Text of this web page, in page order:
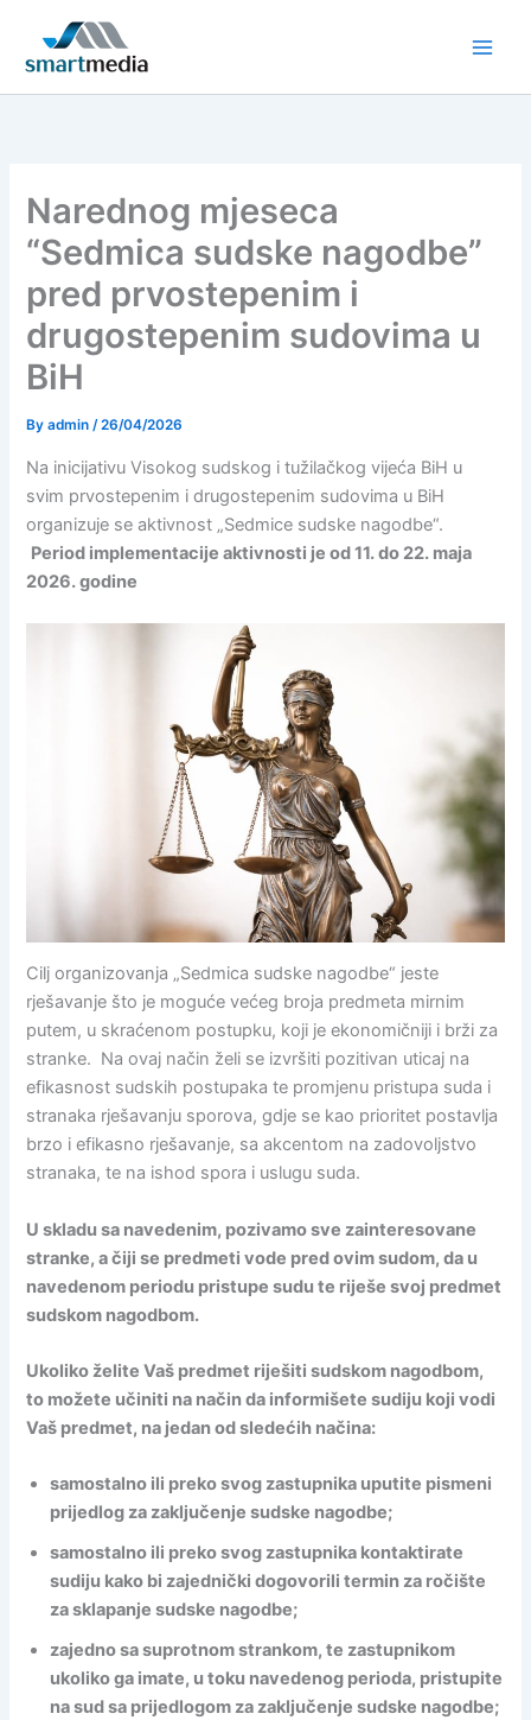
content
Narednog mjeseca
“Sedmica sudske nagodbe”
pred prvostepenim i
drugostepenim sudovima u
BiH
Byadmin/26/04/2026
Na inicijativu Visokog sudskog i tužilačkog vijeća BiH u
svim prvostepenim i drugostepenim sudovima u BiH
organizuje se aktivnost „Sedmice sudske nagodbe“.
Period implementacije aktivnosti je od 11. do 22. maja
2026. godine
Cilj organizovanja „Sedmica sudske nagodbe“ jeste
rješavanje što je moguće većeg broja predmeta mirnim
putem, u skraćenom postupku, koji je ekonomičniji i brži za
stranke. Na ovaj način želi se izvršiti pozitivan uticaj na
efikasnost sudskih postupaka te promjenu pristupa suda i
stranaka rješavanju sporova, gdje se kao prioritet postavlja
brzo i efikasno rješavanje, sa akcentom na zadovoljstvo
stranaka, te na ishod spora i uslugu suda.
U skladu sa navedenim, pozivamo sve zainteresovane
stranke, a čiji se predmeti vode pred ovim sudom, da u
navedenom periodu pristupe sudu te riješe svoj predmet
sudskom nagodbom.
Ukoliko želite Vaš predmet riješiti sudskom nagodbom,
to možete učiniti na način da informišete sudiju koji vodi
Vaš predmet, na jedan od sledećih načina:
samostalno ili preko svog zastupnika uputite pismeni
prijedlog za zaključenje sudske nagodbe;
samostalno ili preko svog zastupnika kontaktirate
sudiju kako bi zajednički dogovorili termin za ročište
za sklapanje sudske nagodbe;
zajedno sa suprotnom strankom, te zastupnikom
ukoliko ga imate, u toku navedenog perioda, pristupite
na sud sa prijedlogom za zaključenje sudske nagodbe;